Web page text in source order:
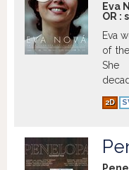
Eva
OR :
Eva
of
She
more
2D